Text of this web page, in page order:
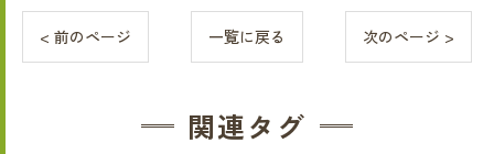
< 前のページ 一覧に戻る 次のページ >
関連タグ